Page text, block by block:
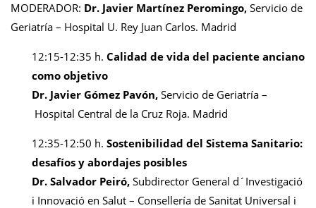
MODERADOR: Dr. Javier Martínez Peromingo, Servicio de
Geriatría – Hospital U. Rey Juan Carlos. Madrid
12:15-12:35 h. Calidad de vida del paciente anciano
como objetivo
Dr. Javier Gómez Pavón, Servicio de Geriatría –
Hospital Central de la Cruz Roja. Madrid
12:35-12:50 h. Sostenibilidad del Sistema Sanitario:
desafíos y abordajes posibles
Dr. Salvador Peiró, Subdirector General d´Investigació
i Innovació en Salut – Consellería de Sanitat Universal i